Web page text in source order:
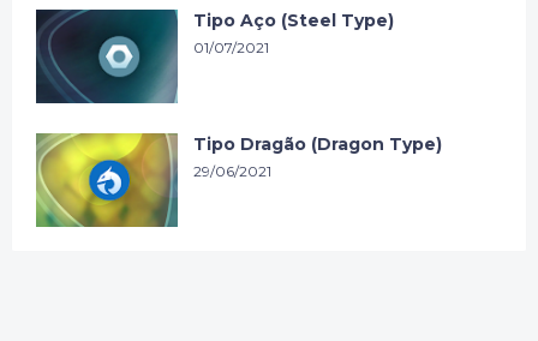
Tipo Aço (Steel Type)
01/07/2021
Tipo Dragão (Dragon Type)
29/06/2021